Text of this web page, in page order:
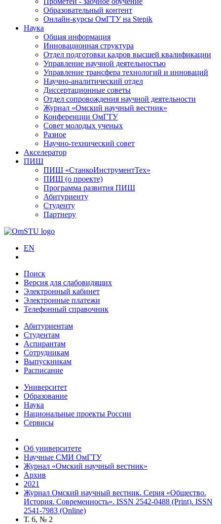
Образовательный контент
Онлайн-курсы ОмГТУ на Stepik
Наука
Общая информация
Инновационная структура
Отдел подготовки кадров высшей квалификации
Управление научной деятельностью
Управление трансфера технологий и инноваций
Научно-аналитический отдел
Диссертационные советы
Отдел сопровождения научной деятельности
Журнал «Омский научный вестник»
Конференции ОмГТУ
Совет молодых ученых
Разное
Научно-технический совет
Акселератор
ПИШ
ПИШ «СтанкоИнструментТех»
ПИШ (о проекте)
Программа развития ПИШ
Абитуриенту
Студенту
Партнеру
EN
Поиск
Версия для слабовидящих
Электронный кабинет
Электронные платежи
Телефонный справочник
Абитуриентам
Студентам
Аспирантам
Сотрудникам
Выпускникам
Расписание
Университет
Образование
Наука
Национальные проекты России
Сервисы
Об университете
Научные СМИ ОмГТУ
Журнал «Омский научный вестник»
Архив
2021
Журнал Омский научный вестник. Серия «Общество.
История. Современность». ISSN 2542-0488 (Print). ISSN
2541-7983 (Online)
Т. 6, № 2